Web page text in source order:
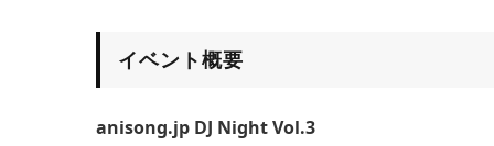
イベント概要
anisong.jp DJ Night Vol.3